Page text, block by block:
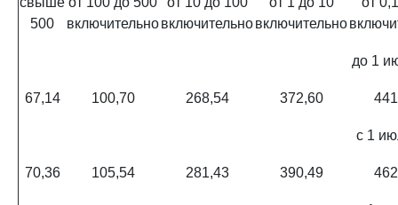
500
включительновключительновключительно
до 1
67,14 100,70 268,54 372,60
с 1
70,36 105,54 281,43 390,49